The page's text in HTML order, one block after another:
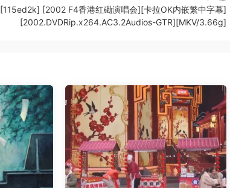
[115ed2k] [2002 F4香港红磡演唱会][卡拉OK内嵌繁中字幕]
[2002.DVDRip.x264.AC3.2Audios-GTR][MKV/3.66g]